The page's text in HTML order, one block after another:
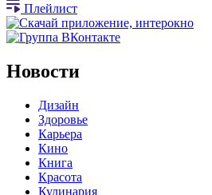
Плейлист
Новости
Дизайн
Здоровье
Карьера
Кино
Книга
Красота
Кулинария